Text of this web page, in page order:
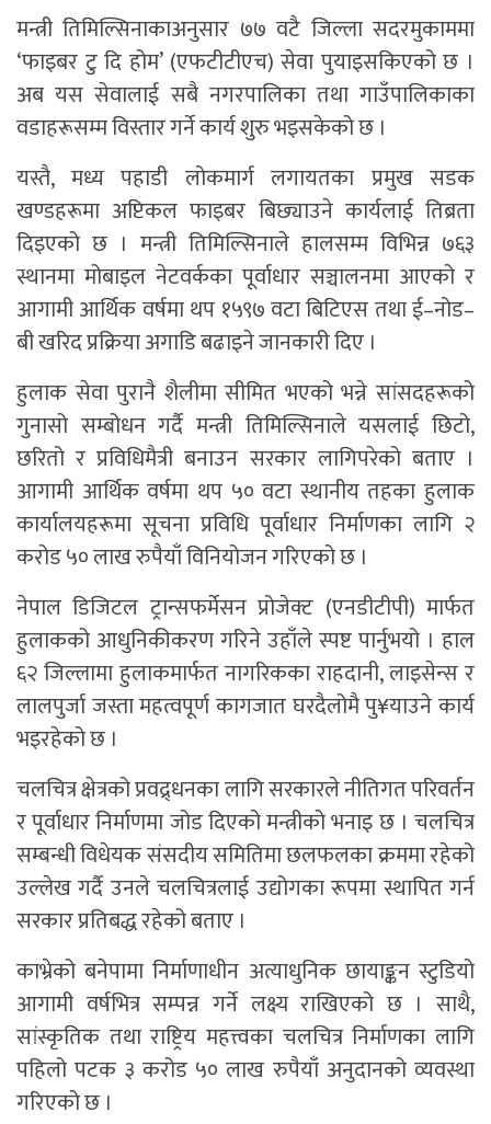
मन्त्री तिमिल्सिनाकाअनुसार ७७ वटै जिल्ला सदरमुकाममा
‘फाइबर टु दि होम’ (एफटीटीएच) सेवा पुयाइसकिएको छ ।
अब यस सेवालाई सबै नगरपालिका तथा गाउँपालिकाका
वडाहरूसम्म विस्तार गर्ने कार्य शुरु भइसकेको छ ।
यस्तै, मध्य पहाडी लोकमार्ग लगायतका प्रमुख सडक
खण्डहरूमा अप्टिकल फाइबर बिछ्याउने कार्यलाई तिब्रता
दिइएको छ । मन्त्री तिमिल्सिनाले हालसम्म विभिन्न ७६३
स्थानमा मोबाइल नेटवर्कका पूर्वाधार सञ्चालनमा आएको र
आगामी आर्थिक वर्षमा थप १५९७ वटा बिटिएस तथा ई–नोड–
बी खरिद प्रक्रिया अगाडि बढाइने जानकारी दिए ।
हुलाक सेवा पुरानै शैलीमा सीमित भएको भन्ने सांसदहरूको
गुनासो सम्बोधन गर्दै मन्त्री तिमिल्सिनाले यसलाई छिटो,
छरितो र प्रविधिमैत्री बनाउन सरकार लागिपरेको बताए ।
आगामी आर्थिक वर्षमा थप ५० वटा स्थानीय तहका हुलाक
कार्यालयहरूमा सूचना प्रविधि पूर्वाधार निर्माणका लागि २
करोड ५० लाख रुपैयाँ विनियोजन गरिएको छ ।
नेपाल डिजिटल ट्रान्सफर्मेसन प्रोजेक्ट (एनडीटीपी) मार्फत
हुलाकको आधुनिकीकरण गरिने उहाँले स्पष्ट पार्नुभयो । हाल
६२ जिल्लामा हुलाकमार्फत नागरिकका राहदानी, लाइसेन्स र
लालपुर्जा जस्ता महत्वपूर्ण कागजात घरदैलोमै पु¥याउने कार्य
भइरहेको छ ।
चलचित्र क्षेत्रको प्रवद्र्धनका लागि सरकारले नीतिगत परिवर्तन
र पूर्वाधार निर्माणमा जोड दिएको मन्त्रीको भनाइ छ । चलचित्र
सम्बन्धी विधेयक संसदीय समितिमा छलफलका क्रममा रहेको
उल्लेख गर्दै उनले चलचित्रलाई उद्योगका रूपमा स्थापित गर्न
सरकार प्रतिबद्ध रहेको बताए ।
काभ्रेको बनेपामा निर्माणाधीन अत्याधुनिक छायाङ्कन स्टुडियो
आगामी वर्षभित्र सम्पन्न गर्ने लक्ष्य राखिएको छ । साथै,
सांस्कृतिक तथा राष्ट्रिय महत्त्वका चलचित्र निर्माणका लागि
पहिलो पटक ३ करोड ५० लाख रुपैयाँ अनुदानको व्यवस्था
गरिएको छ ।